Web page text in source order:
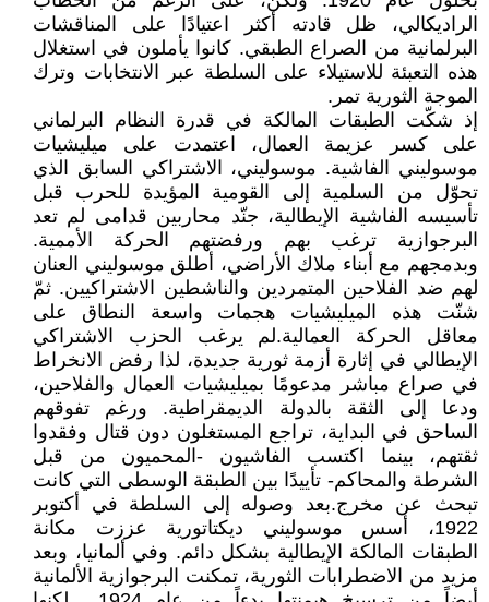
الراديكالي، ظل قادته أكثر اعتيادًا على المناقشات
البرلمانية من الصراع الطبقي. كانوا يأملون في استغلال
هذه التعبئة للاستيلاء على السلطة عبر الانتخابات وترك
الموجة الثورية تمر.
إذ شكّت الطبقات المالكة في قدرة النظام البرلماني
على كسر عزيمة العمال، اعتمدت على ميليشيات
موسوليني الفاشية. موسوليني، الاشتراكي السابق الذي
تحوّل من السلمية إلى القومية المؤيدة للحرب قبل
تأسيسه الفاشية الإيطالية، جنّد محاربين قدامى لم تعد
البرجوازية ترغب بهم ورفضتهم الحركة الأممية.
وبدمجهم مع أبناء ملاك الأراضي، أطلق موسوليني العنان
لهم ضد الفلاحين المتمردين والناشطين الاشتراكيين. ثمّ
شنّت هذه الميليشيات هجمات واسعة النطاق على
معاقل الحركة العمالية.لم يرغب الحزب الاشتراكي
الإيطالي في إثارة أزمة ثورية جديدة، لذا رفض الانخراط
في صراع مباشر مدعومًا بميليشيات العمال والفلاحين،
ودعا إلى الثقة بالدولة الديمقراطية. ورغم تفوقهم
الساحق في البداية، تراجع المستغلون دون قتال وفقدوا
ثقتهم، بينما اكتسب الفاشيون -المحميون من قبل
الشرطة والمحاكم- تأييدًا بين الطبقة الوسطى التي كانت
تبحث عن مخرج.بعد وصوله إلى السلطة في أكتوبر
1922، أسس موسوليني ديكتاتورية عززت مكانة
الطبقات المالكة الإيطالية بشكل دائم. وفي ألمانيا، وبعد
مزيد من الاضطرابات الثورية، تمكنت البرجوازية الألمانية